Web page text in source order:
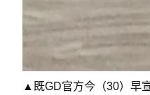
▲既GD官方今（30）早